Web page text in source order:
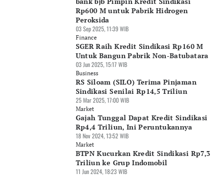
Rp600 M untuk Pabrik Hidrogen
Peroksida
03 Sep 2025, 11:39 WIB
Finance
SGER Raih Kredit Sindikasi Rp160 M
Untuk Bangun Pabrik Non-Batubatara
03 Jun 2025, 15:17 WIB
Business
RS Siloam (SILO) Terima Pinjaman
Sindikasi Senilai Rp14,5 Triliun
25 Mar 2025, 17:00 WIB
Market
Gajah Tunggal Dapat Kredit Sindikasi
Rp4,4 Triliun, Ini Peruntukannya
18 Nov 2024, 13:52 WIB
Market
BTPN Kucurkan Kredit Sindikasi Rp7,3
Triliun ke Grup Indomobil
11 Jun 2024, 18:23 WIB